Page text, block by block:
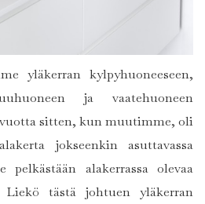
yläkerran kylpyhuoneeseen,
ja vaatehuoneen
sitten, kun muutimme, oli
jokseenkin asuttavassa
alakerrassa olevaa
Liekö tästä johtuen yläkerran